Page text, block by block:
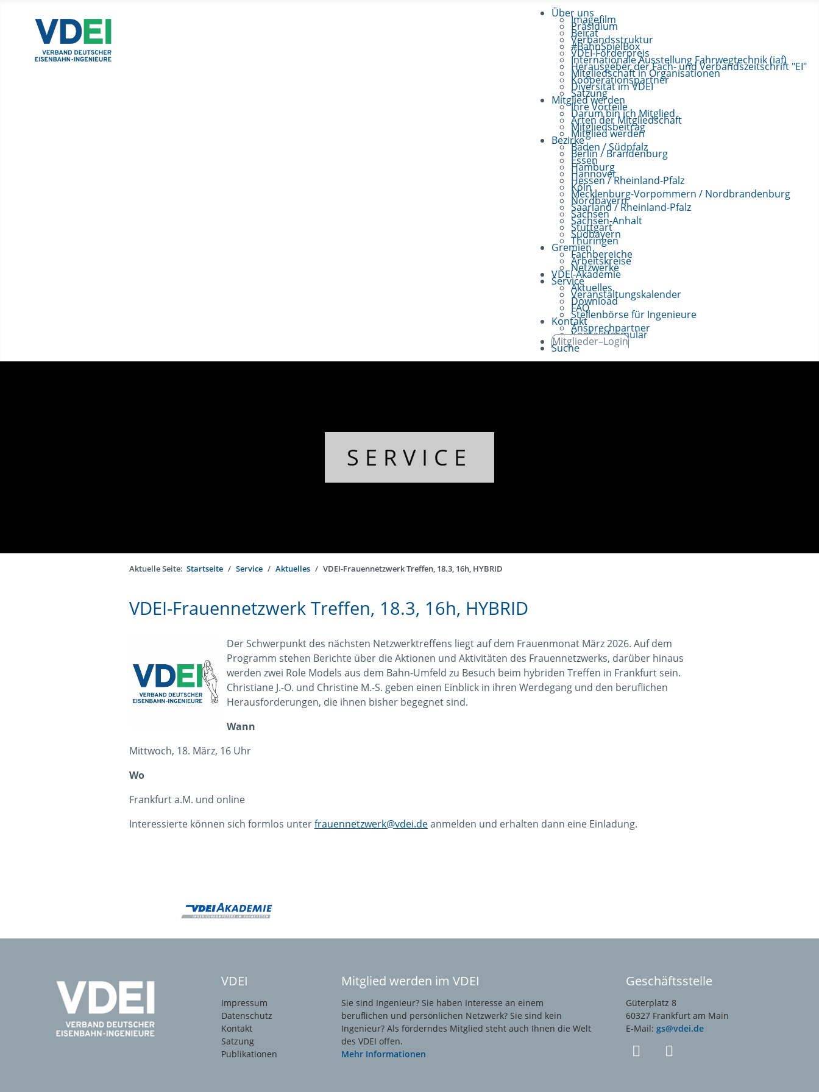
Über uns
Imagefilm
Präsidium
Beirat
Verbandsstruktur
#BahnSpielBox
VDEI-Förderpreis
Internationale Ausstellung Fahrwegtechnik (iaf)
Herausgeber der Fach- und Verbandszeitschrift "EI"
Mitgliedschaft in Organisationen
Kooperationspartner
Diversität im VDEI
Satzung
Mitglied werden
Ihre Vorteile
Darum bin ich Mitglied
Arten der Mitgliedschaft
Mitgliedsbeitrag
Mitglied werden
BezirkeBaden / Südpfalz
Berlin / Brandenburg
Essen
Hamburg
Hannover
Hessen / Rheinland-Pfalz
Köln
Mecklenburg-Vorpommern / Nordbrandenburg
Nordbayern
Saarland / Rheinland-Pfalz
Sachsen
Sachsen-Anhalt
Stuttgart
Südbayern
Thüringen
GremienFachbereiche
Arbeitskreise
Netzwerke
VDEI-Akademie
ServiceAktuelles
Veranstaltungskalender
Download
FAQ
Stellenbörse für Ingenieure
KontaktAnsprechpartner
Kontaktformular
Mitglieder–Login
Suche
SERVICE
Aktuelle Seite: Startseite Service Aktuelles VDEI-Frauennetzwerk Treffen, 18.3, 16h, HYBRID
VDEI-Frauennetzwerk Treffen, 18.3, 16h, HYBRID
Der Schwerpunkt des nächsten Netzwerktreffens liegt auf dem Frauenmonat März 2026. Auf dem
Programm stehen Berichte über die Aktionen und Aktivitäten des Frauennetzwerks, darüber hinaus
werden zwei Role Models aus dem Bahn-Umfeld zu Besuch beim hybriden Treffen in Frankfurt sein.
Christiane J.-O. und Christine M.-S. geben einen Einblick in ihren Werdegang und den beruflichen
Herausforderungen, die ihnen bisher begegnet sind.
Wann
Mittwoch, 18. März, 16 Uhr
Wo
Frankfurt a.M. und online
Interessierte können sich formlos unterfrauennetzwerk@vdei.deanmelden und erhalten dann eine Einladung.
VDEI
Impressum
Datenschutz
Kontakt
Satzung
Publikationen
Mitglied werden im VDEI
Sie sind Ingenieur? Sie haben Interesse an einem
beruflichen und persönlichen Netzwerk? Sie sind kein
Ingenieur? Als förderndes Mitglied steht auch Ihnen die Welt
des VDEI offen.
Mehr Informationen
Geschäftsstelle
Güterplatz 8
60327 Frankfurt am Main
E-Mail:gs@vdei.de